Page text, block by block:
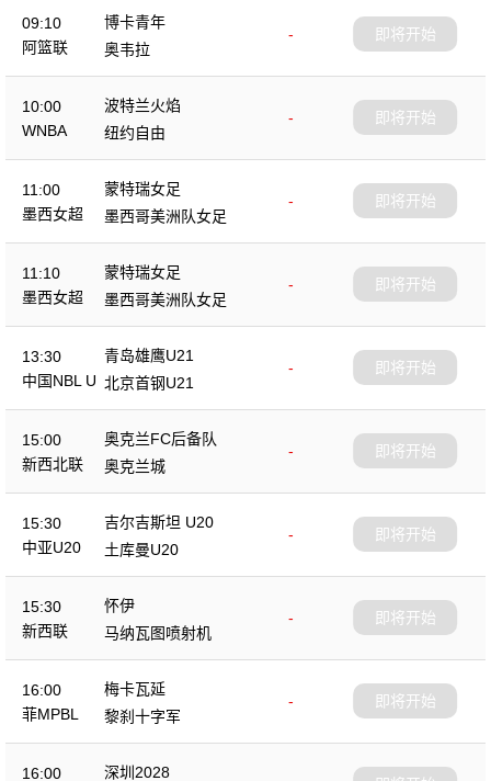
09:10
阿篮联
博卡青年
-
奥韦拉
即将开始
10:00
WNBA
波特兰火焰
-
纽约自由
即将开始
11:00
墨西女超
蒙特瑞女足
-
墨西哥美洲队女足
即将开始
11:10
墨西女超
蒙特瑞女足
-
墨西哥美洲队女足
即将开始
13:30
中国NBL U
青岛雄鹰U21
-
北京首钢U21
即将开始
15:00
新西北联
奥克兰FC后备队
-
奥克兰城
即将开始
15:30
中亚U20
吉尔吉斯坦 U20
-
土库曼U20
即将开始
15:30
新西联
怀伊
-
马纳瓦图喷射机
即将开始
16:00
菲MPBL
梅卡瓦延
-
黎刹十字军
即将开始
16:00
深圳2028